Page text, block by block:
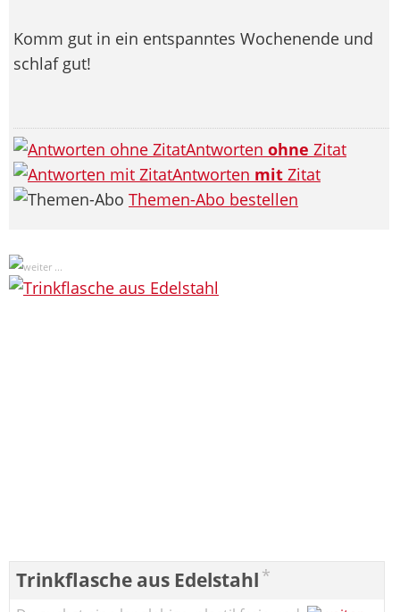
Komm gut in ein entspanntes Wochenende und
schlaf gut!
Antworten ohne Zitat
Antworten mit Zitat
Themen-Abo bestellen
Trinkflasche aus Edelstahl *